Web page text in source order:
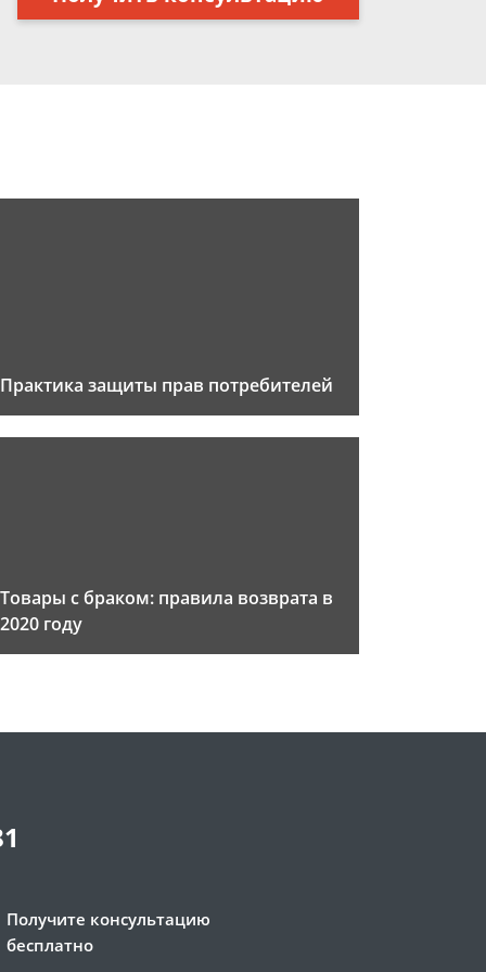
Практика защиты прав потребителей
Товары с браком: правила возврата в
2020 году
Получите консультацию
бесплатно